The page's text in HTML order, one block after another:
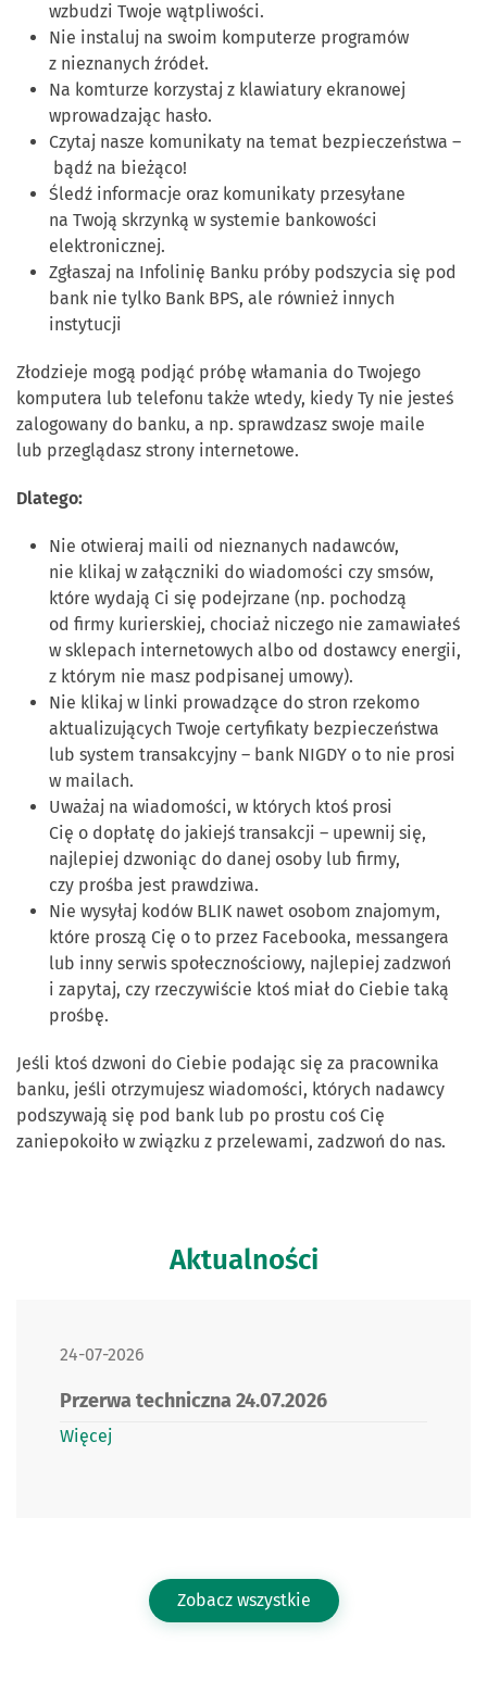
wzbudzi Twoje wątpliwości.
Nie instaluj na swoim komputerze programów
z nieznanych źródeł.
Na komturze korzystaj z klawiatury ekranowej
wprowadzając hasło.
Czytaj nasze komunikaty na temat bezpieczeństwa –
bądź na bieżąco!
Śledź informacje oraz komunikaty przesyłane
na Twoją skrzynką w systemie bankowości
elektronicznej.
Zgłaszaj na Infolinię Banku próby podszycia się pod
bank nie tylko Bank BPS, ale również innych
instytucji
Złodzieje mogą podjąć próbę włamania do Twojego
komputera lub telefonu także wtedy, kiedy Ty nie jesteś
zalogowany do banku, a np. sprawdzasz swoje maile
lub przeglądasz strony internetowe.
Dlatego:
Nie otwieraj maili od nieznanych nadawców,
nie klikaj w załączniki do wiadomości czy smsów,
które wydają Ci się podejrzane (np. pochodzą
od firmy kurierskiej, chociaż niczego nie zamawiałeś
w sklepach internetowych albo od dostawcy energii,
z którym nie masz podpisanej umowy).
Nie klikaj w linki prowadzące do stron rzekomo
aktualizujących Twoje certyfikaty bezpieczeństwa
lub system transakcyjny – bank NIGDY o to nie prosi
w mailach.
Uważaj na wiadomości, w których ktoś prosi
Cię o dopłatę do jakiejś transakcji – upewnij się,
najlepiej dzwoniąc do danej osoby lub firmy,
czy prośba jest prawdziwa.
Nie wysyłaj kodów BLIK nawet osobom znajomym,
które proszą Cię o to przez Facebooka, messangera
lub inny serwis społecznościowy, najlepiej zadzwoń
i zapytaj, czy rzeczywiście ktoś miał do Ciebie taką
prośbę.
Jeśli ktoś dzwoni do Ciebie podając się za pracownika
banku, jeśli otrzymujesz wiadomości, których nadawcy
podszywają się pod bank lub po prostu coś Cię
zaniepokoiło w związku z przelewami, zadzwoń do nas.
Aktualności
DATA PUBLIKACJI:
24-07-2026
Przerwa techniczna 24.07.2026
Więcej
Zobacz wszystkie